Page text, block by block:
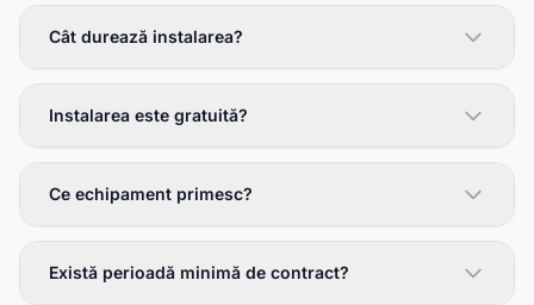
Cât durează instalarea?
Instalarea este gratuită?
Ce echipament primesc?
Există perioadă minimă de contract?